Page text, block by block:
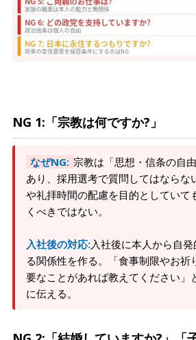
NG 1:「宗教は何ですか?」
なぜNG: 宗教は「思想・信条の自
あり、採用選考で質問してはならな
や礼拝時間の配慮を目的としていて
くべきではない。
入社後の対応:入社後に本人から自発
る関係性を作る。「食事制限やお祈
要なことがあれば教えてください」
に伝える。